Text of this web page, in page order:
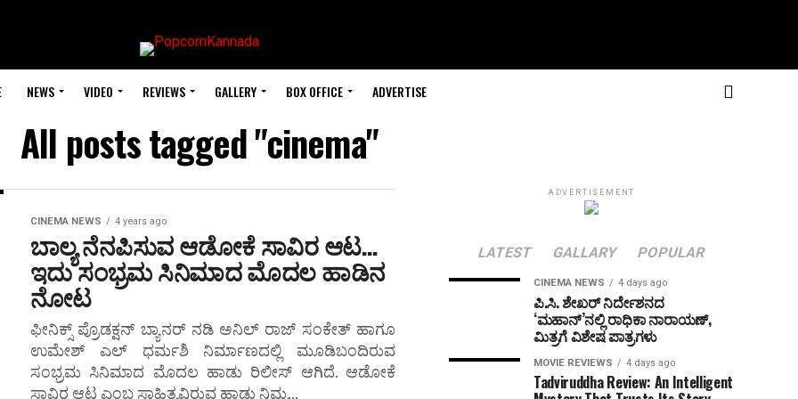
NEWS VIDEO REVIEWS GALLERY BOX OFFICE ADVERTISE
All posts tagged "cinema"
CINEMA NEWS 4 years ago
ಬಾಲ್ಯ ನೆನಪಿಸುವ ಆಡೋಕೆ ಸಾವಿರ ಆಟ…
ಇದು ಸಂಭ್ರಮ ಸಿನಿಮಾದ ಮೊದಲ ಹಾಡಿನ
ನೋಟ
ಫೀನಿಕ್ಸ್ ಪ್ರೊಡಕ್ಷನ್ ಬ್ಯಾನರ್ ನಡಿ ಅನಿಲ್ ರಾಜ್ ಸಂಕೇತ್ ಹಾಗೂ
ಉಮೇಶ್ ಎಲ್ ಧರ್ಮಶಿ ನಿರ್ಮಾಣದಲ್ಲಿ ಮೂಡಿಬಂದಿರುವ
ಸಂಭ್ರಮ ಸಿನಿಮಾದ ಮೊದಲ ಹಾಡು ರಿಲೀಸ್ ಆಗಿದೆ. ಆಡೋಕೆ
ಸಾವಿರ ಆಟ ಎಂಬ ಸಾಹಿತ್ಯವಿರುವ ಹಾಡು ನಿಮ್ಮ...
ADVERTISEMENT
LATEST GALLARY POPULAR
CINEMA NEWS 4 days ago
ಪಿ.ಸಿ. ಶೇಖರ್ ನಿರ್ದೇಶನದ
‘ಮಹಾನ್’ನಲ್ಲಿ ರಾಧಿಕಾ ನಾರಾಯಣ್,
ಮಿತ್ರಗೆ ವಿಶೇಷ ಪಾತ್ರಗಳು
MOVIE REVIEWS 4 days ago
Tadviruddha Review: An Intelligent